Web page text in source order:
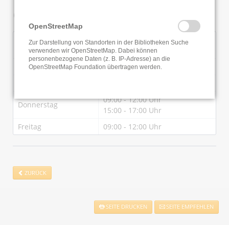
Öffnungszeiten
Montag
09:00 - 12:00 Uhr
14:00 - 17:00 Uhr
Dienstag
09:00 - 12:00 Uhr
Donnerstag
09:00 - 12:00 Uhr
15:00 - 17:00 Uhr
Freitag
09:00 - 12:00 Uhr
ZURÜCK
SEITE DRUCKEN SEITE EMPFEHLEN
OpenStreetMap
Zur Darstellung von Standorten in der Bibliotheken Suche
verwenden wir OpenStreetMap. Dabei können
personenbezogene Daten (z. B. IP-Adresse) an die
OpenStreetMap Foundation übertragen werden.